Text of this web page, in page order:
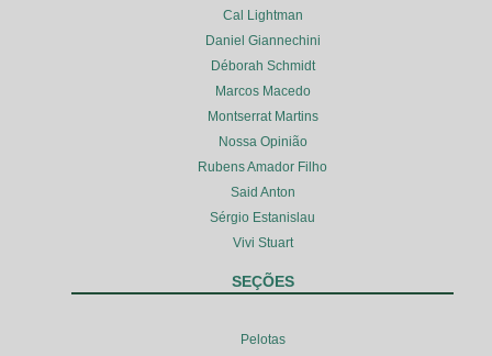
Cal Lightman
Daniel Giannechini
Déborah Schmidt
Marcos Macedo
Montserrat Martins
Nossa Opinião
Rubens Amador Filho
Said Anton
Sérgio Estanislau
Vivi Stuart
SEÇÕES
Pelotas